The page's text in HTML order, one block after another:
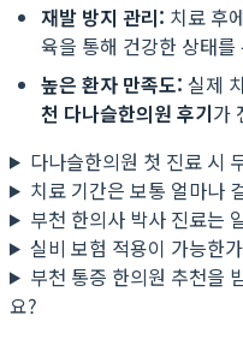
재발 방지 관리: 치료 후
육을 통해 건강한 상태
높은 환자 만족도: 실제
천 다나슬한의원 후기가
다나슬한의원 첫 진료 시
치료 기간은 보통 얼마나
부천 한의사 박사 진료는
실비 보험 적용이 가능한
부천 통증 한의원 추천을
요?